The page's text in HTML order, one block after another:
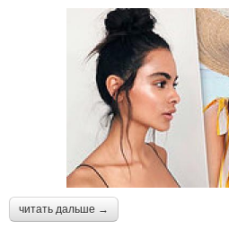
читать дальше →